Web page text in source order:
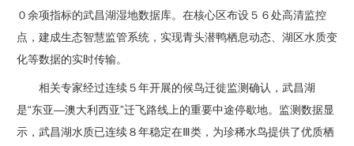
０余项指标的武昌湖湿地数据库。在核心区布设５６处高清监控
点，建成生态智慧监管系统，实现青头潜鸭栖息动态、湖区水质变
化等数据的实时传输。
相关专家经过连续５年开展的候鸟迁徙监测确认，武昌湖
是“东亚—澳大利西亚”迁飞路线上的重要中途停歇地。监测数据显
示，武昌湖水质已连续８年稳定在Ⅲ类，为珍稀水鸟提供了优质栖